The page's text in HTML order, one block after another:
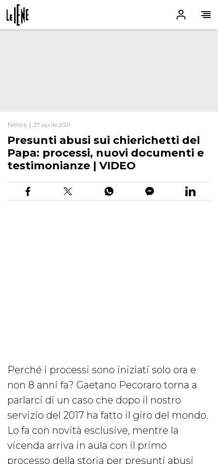
News | 27 aprile 2021
Presunti abusi sui chierichetti del
Papa: processi, nuovi documenti e
testimonianze | VIDEO
Perché i processi sono iniziati solo ora e
non 8 anni fa? Gaetano Pecoraro torna a
parlarci di un caso che dopo il nostro
servizio del 2017 ha fatto il giro del mondo.
Lo fa con novità esclusive, mentre la
vicenda arriva in aula con il primo
processo della storia per presunti abusi